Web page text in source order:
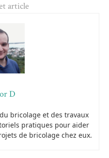
article
D
bricolage et des travaux
pratiques pour aider
de bricolage chez eux.